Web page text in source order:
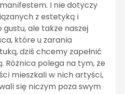
I nie dotyczy
z estetyką i
ale także naszej
które u zarania
dziś chcemy zapełnić
Różnica polega na tym, że
mieszkali w nich artyści,
się niczym poza swym